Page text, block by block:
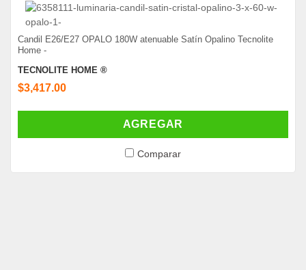
Candil E26/E27 OPALO 180W atenuable Satín Opalino Tecnolite
Home -
TECNOLITE HOME ®
$3,417.00
AGREGAR
Comparar